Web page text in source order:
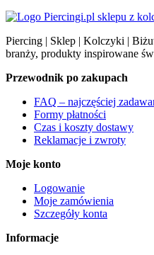
Piercing | Sklep | Kolczyki |
branży, produkty inspirowane
Przewodnik po zakupach
FAQ – najczęściej
Formy płatności
Czas i koszty dostawy
Reklamacje i zwroty
Moje konto
Logowanie
Moje zamówienia
Szczegóły konta
Informacje